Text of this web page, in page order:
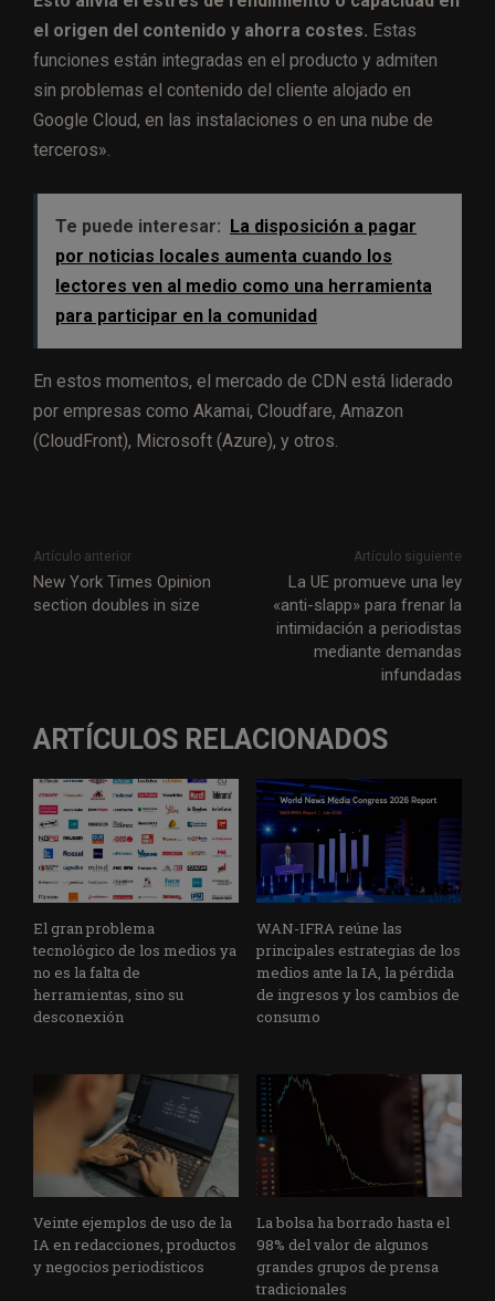
el origen del contenido y ahorra costes. Estas
funciones están integradas en el producto y admiten
sin problemas el contenido del cliente alojado en
Google Cloud, en las instalaciones o en una nube de
terceros».
Te puede interesar:
La disposición a pagar
por noticias locales aumenta cuando los
lectores ven al medio como una herramienta
para participar en la comunidad
En estos momentos, el mercado de CDN está liderado
por empresas como Akamai, Cloudfare, Amazon
(CloudFront), Microsoft (Azure), y otros.
Artículo anterior
New York Times Opinion
section doubles in size
Artículo siguiente
La UE promueve una ley
«anti-slapp» para frenar la
intimidación a periodistas
mediante demandas
infundadas
ARTÍCULOS RELACIONADOS
El gran problema
tecnológico de los medios ya
no es la falta de
herramientas, sino su
desconexión
WAN-IFRA reúne las
principales estrategias de los
medios ante la IA, la pérdida
de ingresos y los cambios de
consumo
Veinte ejemplos de uso de la
IA en redacciones, productos
y negocios periodísticos
La bolsa ha borrado hasta el
98% del valor de algunos
grandes grupos de prensa
tradicionales